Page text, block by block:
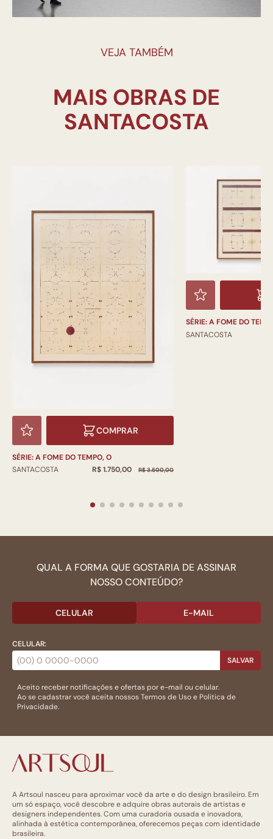
VEJA TAMBÉM
MAIS OBRAS DE
COMPRAR
SÉRIE: A FOME DO TEMPO, O
SANTACOSTA
R$ 1.750,00 R$ 3.500,00
SÉRIE: A FOME DO
SANTACOSTA
QUAL A FORMA QUE GOSTARIA DE ASSINAR
NOSSO CONTEÚDO?
CELULAR E-MAIL
CELULAR:
SALVAR
Aceito receber notificações e ofertas por e-mail ou celular.
Ao se cadastrar você aceita nossosTermos de Usoe Politica de
Privacidade.
A Artsoul nasceu para aproximar você da arte e do design brasileiro. Em
um só espaço, você descobre e adquire obras autorais de artistas e
designers independentes. Com uma curadoria ousada e inovadora,
alinhada à estética contemporânea, oferecemos peças com identidade
brasileira.